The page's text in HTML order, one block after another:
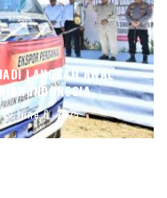
LANGKAH AWAL
INDONESIA
June 6, 2025